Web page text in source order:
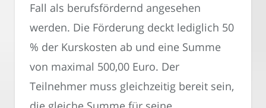
Fall als berufsfördernd angesehen
werden. Die Förderung deckt lediglich 50
% der Kurskosten ab und eine Summe
von maximal 500,00 Euro. Der
Teilnehmer muss gleichzeitig bereit sein,